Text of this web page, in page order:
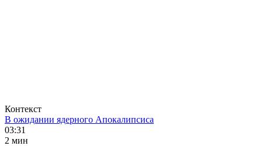
Контекст
В ожидании ядерного Апокалипсиса
03:31
2 мин